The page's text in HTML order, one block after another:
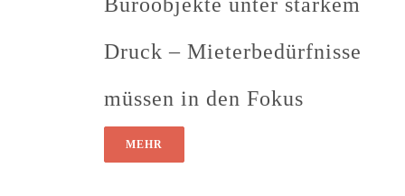
Druck – Mieterbedürfnisse
müssen in den Fokus
MEHR